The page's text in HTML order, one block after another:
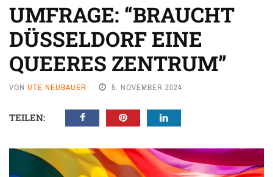
UMFRAGE: “BRAUCHT
DÜSSELDORF EINE
QUEERES ZENTRUM”
VON UTE NEUBAUER 5. NOVEMBER 2024
TEILEN: